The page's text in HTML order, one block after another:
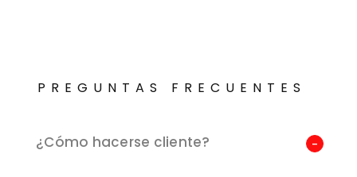
PREGUNTAS FRECUENTES
¿Cómo hacerse cliente?